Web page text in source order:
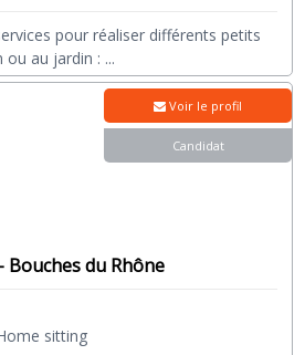
pour réaliser différents petits
ou au jardin : ...
Bouches du Rhône
sitting
Voir le profil
Candidat